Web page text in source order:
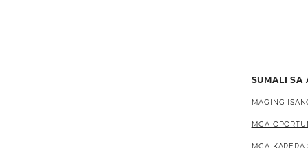
SUMALI SA
MAGING
MGA
MGA KARERA